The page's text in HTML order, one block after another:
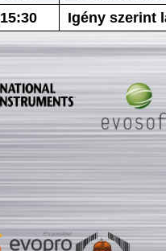
15:30
Igény szerint